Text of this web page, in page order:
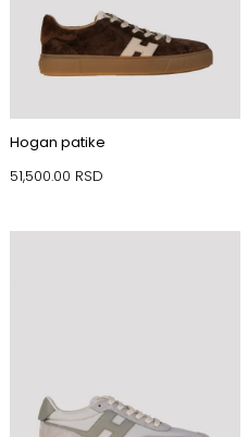
Hogan patike
51,500.00 RSD